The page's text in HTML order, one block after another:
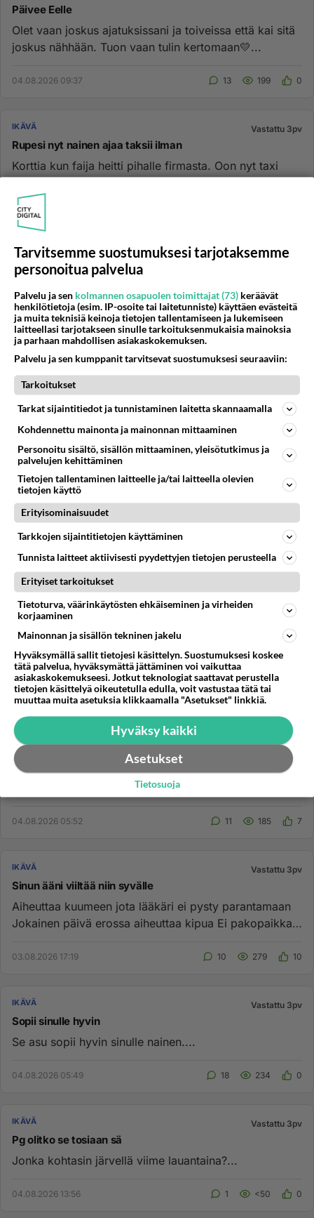
Päivee Eelle
Olet vaan joskus ajatuksissani ja toiveissa että kai sitä
joskus nähhään. Tuon vaan tulin kertomaan💛...
04.08.2026 09:37 13 199 0
IKÄVÄ Vastattu 3pv
Rupesi nyt nainen ajaa taksii ilman
Korttia kun faija heitti pihalle firmasta. Oon nyt taxi
03.08.2026 15:17
Onko rasittavaa kuunella semmosta ihmistä, joka valittaa
koka asiasta jokaikinen päivä
Jonka jokainen juttu on pessimistinen...
04.08.2026 15:10
IKÄVÄ Vastattu 3pv
M nainen missä kuussa olet
syntynyt? Entä mikä on sinun lempi vuodenaika?...
03.08.2026 19:21
IKÄVÄ Vastattu 3pv
Olis vaan tehnyt mieli painautua halaukseen ja
Olla lähekkäin. M&gt;N...
04.08.2026 05:52 11 185 7
IKÄVÄ Vastattu 3pv
Sinun ääni viiltää niin syvälle
Aiheuttaa kuumeen jota lääkäri ei pysty parantamaan
Jokainen päivä erossa aiheuttaa kipua Ei pakopaikkaa
03.08.2026 17:19 10 279 10
IKÄVÄ Vastattu 3pv
Sopii sinulle hyvin
Se asu sopii hyvin sinulle nainen....
04.08.2026 05:49 18 234 0
IKÄVÄ Vastattu 3pv
Pg olitko se tosiaan sä
Jonka kohtasin järvellä viime lauantaina?...
04.08.2026 13:56 1 <50 0
Tarvitsemme suostumuksesi tarjotaksemme
personoitua palvelua
Palvelu ja sen kolmannen osapuolen toimittajat (73) keräävät
henkilötietoja (esim. IP-osoite tai laitetunniste) käyttäen evästeitä
ja muita teknisiä keinoja tietojen tallentamiseen ja lukemiseen
laitteellasi tarjotakseen sinulle tarkoituksenmukaisia mainoksia
ja parhaan mahdollisen asiakaskokemuksen.
Palvelu ja sen kumppanit tarvitsevat suostumuksesi seuraaviin:
Tarkoitukset
Tarkat sijaintitiedot ja tunnistaminen laitetta skannaamalla
Kohdennettu mainonta ja mainonnan mittaaminen
Personoitu sisältö, sisällön mittaaminen, yleisötutkimus ja
palvelujen kehittäminen
Tietojen tallentaminen laitteelle ja/tai laitteella olevien
tietojen käyttö
Erityisominaisuudet
Tarkkojen sijaintitietojen käyttäminen
Tunnista laitteet aktiivisesti pyydettyjen tietojen perusteella
Erityiset tarkoitukset
Tietoturva, väärinkäytösten ehkäiseminen ja virheiden
korjaaminen
Mainonnan ja sisällön tekninen jakelu
Hyväksymällä sallit tietojesi käsittelyn. Suostumuksesi koskee
tätä palvelua, hyväksymättä jättäminen voi vaikuttaa
asiakaskokemukseesi. Jotkut teknologiat saattavat perustella
tietojen käsittelyä oikeutetulla edulla, voit vastustaa tätä tai
muuttaa muita asetuksia klikkaamalla "Asetukset" linkkiä.
Hyväksy kaikki
Asetukset
Tietosuoja